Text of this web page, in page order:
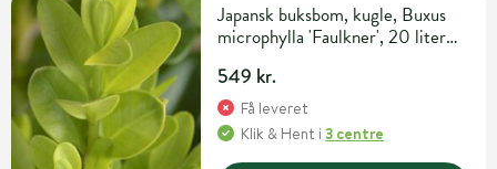
Japansk buksbom, kugle, Buxus
microphylla 'Faulkner', 20 liter
549 kr.
Få leveret
Klik & Hent i3 centre